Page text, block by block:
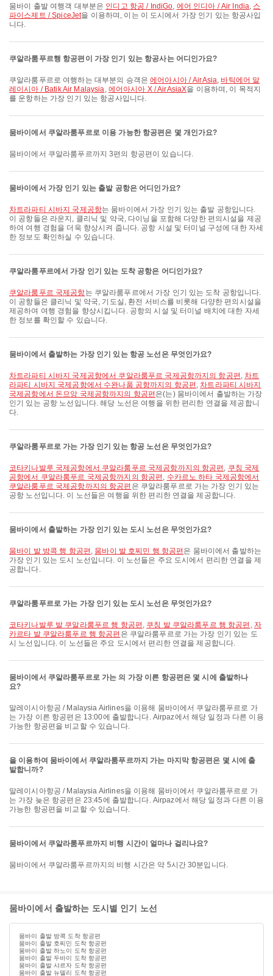
뭄바이 출발 여행객 대부분은 인디고 항공 / IndiGo, 에어 인디아 / Air India, 스
파이스제트 / SpiceJet을 이용하며, 이는 이 도시에서 가장 인기 있는 항공사입
니다.
쿠알라룸푸르행 항공편이 가장 인기 있는 항공사는 어디인가요?
쿠알라룸푸르로 여행하는 대부분의 승객은에어아시아 / AirAsia, 바틱에어 말
레이시아 / Batik Air Malaysia, 에어아시아 X / AirAsiaX을 이용하며, 이 목적지
를 운항하는 가장 인기 있는 항공사입니다.
뭄바이에서 쿠알라룸푸르로 이용 가능한 항공편은 몇 개인가요?
뭄바이에서 쿠알라룸푸르까지 3편의 항공편이 있습니다.
뭄바이에서 가장 인기 있는 출발 공항은 어디인가요?
차트라파티 시바지 국제공항는 뭄바이에서 가장 인기 있는 출발 공항입니다.
이 공항들은 라운지, 클리닉 및 약국, 다이닝을 포함해 다양한 편의시설을 제공
하여 여행 경험을 더욱 향상시켜 줍니다. 공항 시설 및 터미널 구성에 대한 자세
한 정보도 확인하실 수 있습니다.
쿠알라룸푸르에서 가장 인기 있는 도착 공항은 어디인가요?
쿠알라룸푸르 국제공항는 쿠알라룸푸르에서 가장 인기 있는 도착 공항입니다.
이 공항들은 클리닉 및 약국, 기도실, 환전 서비스를 비롯해 다양한 편의시설을
제공하여 여행 경험을 향상시킵니다. 공항의 시설 및 터미널 배치에 대한 자세
한 정보를 확인할 수 있습니다.
뭄바이에서 출발하는 가장 인기 있는 항공 노선은 무엇인가요?
차트라파티 시바지 국제공항에서 쿠알라룸푸르 국제공항까지의 항공편 , 차트
라파티 시바지 국제공항에서 수완나품 공항까지의 항공편 , 차트라파티 시바지
국제공항에서 돈므앙 국제공항까지의 항공편 은(는) 뭄바이에서 출발하는 가장
인기 있는 공항 노선입니다. 해당 노선은 여행을 위한 편리한 연결을 제공합니
다.
쿠알라룸푸르로 가는 가장 인기 있는 항공 노선은 무엇인가요?
코타키나발루 국제공항에서 쿠알라룸푸르 국제공항까지의 항공편 , 쿠칭 국제
공항에서 쿠알라룸푸르 국제공항까지의 항공편 , 수카르노 하타 국제공항에서
쿠알라룸푸르 국제공항까지의 항공편 은 쿠알라룸푸르로 가는 가장 인기 있는
공항 노선입니다. 이 노선들은 여행을 위한 편리한 연결을 제공합니다.
뭄바이에서 출발하는 가장 인기 있는 도시 노선은 무엇인가요?
뭄바이 발 방콕 행 항공편 , 뭄바이 발 호찌민 행 항공편 은 뭄바이에서 출발하는
가장 인기 있는 도시 노선입니다. 이 노선들은 주요 도시에서 편리한 연결을 제
공합니다.
쿠알라룸푸르로 가는 가장 인기 있는 도시 노선은 무엇인가요?
코타키나발루 발 쿠알라룸푸르 행 항공편 , 쿠칭 발 쿠알라룸푸르 행 항공편 , 자
카르타 발 쿠알라룸푸르 행 항공편 은 쿠알라룸푸르로 가는 가장 인기 있는 도
시 노선입니다. 이 노선들은 주요 도시에서 편리한 연결을 제공합니다.
뭄바이에서 쿠알라룸푸르로 가는 의 가장 이른 항공편은 몇 시에 출발하나
요?
말레이시아항공 / Malaysia Airlines을 이용해 뭄바이에서 쿠알라룸푸르로 가
는 가장 이른 항공편은 13:00에 출발합니다. Airpaz에서 해당 일정과 다른 이용
가능한 항공편을 비교할 수 있습니다.
을 이용하여 뭄바이에서 쿠알라룸푸르까지 가는 마지막 항공편은 몇 시에 출
발합니까?
말레이시아항공 / Malaysia Airlines을 이용해 뭄바이에서 쿠알라룸푸르로 가
는 가장 늦은 항공편은 23:45에 출발합니다. Airpaz에서 해당 일정과 다른 이용
가능한 항공편을 비교할 수 있습니다.
뭄바이에서 쿠알라룸푸르까지 비행 시간이 얼마나 걸리나요?
뭄바이에서 쿠알라룸푸르까지의 비행 시간은 약 5시간 30분입니다.
뭄바이에서 출발하는 도시별 인기 노선
뭄바이 출발 방콕 도착 항공편
뭄바이 출발 호찌민 도착 항공편
뭄바이 출발 하노이 도착 항공편
뭄바이 출발 두바이 도착 항공편
뭄바이 출발 샤르자 도착 항공편
뭄바이 출발 뉴델리 도착 항공편